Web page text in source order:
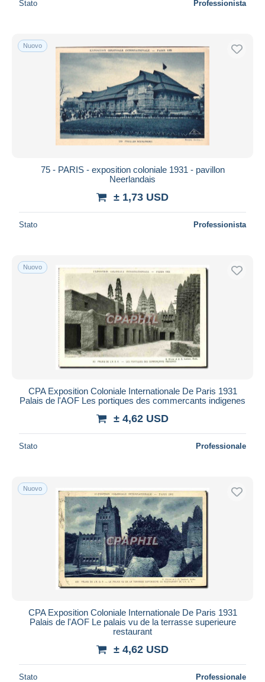
Stato Professionista
Nuovo
75 - PARIS - exposition coloniale 1931 - pavillon
Neerlandais
± 1,73 USD
Stato Professionista
Nuovo
CPA Exposition Coloniale Internationale De Paris 1931
Palais de l'AOF Les portiques des commercants indigenes
± 4,62 USD
Stato Professionale
Nuovo
CPA Exposition Coloniale Internationale De Paris 1931
Palais de l'AOF Le palais vu de la terrasse superieure
restaurant
± 4,62 USD
Stato Professionale